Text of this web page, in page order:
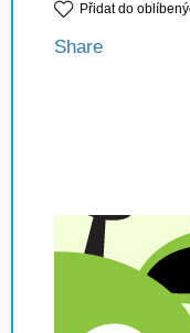
Přidat do
Share